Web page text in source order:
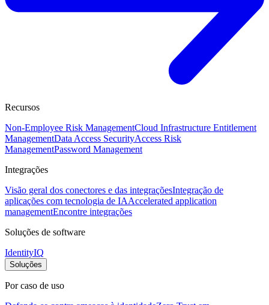
Recursos
Non-Employee Risk ManagementCloud Infrastructure Entitlement
ManagementData Access SecurityAccess Risk
ManagementPassword Management
Integrações
Visão geral dos conectores e das integraçõesIntegração de
aplicações com tecnologia de IAAccelerated application
managementEncontre integrações
Soluções de software
IdentityIQ
Soluções
Por caso de uso